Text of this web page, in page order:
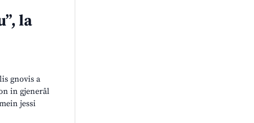
la
gnovis a
in gjenerâl
jessi